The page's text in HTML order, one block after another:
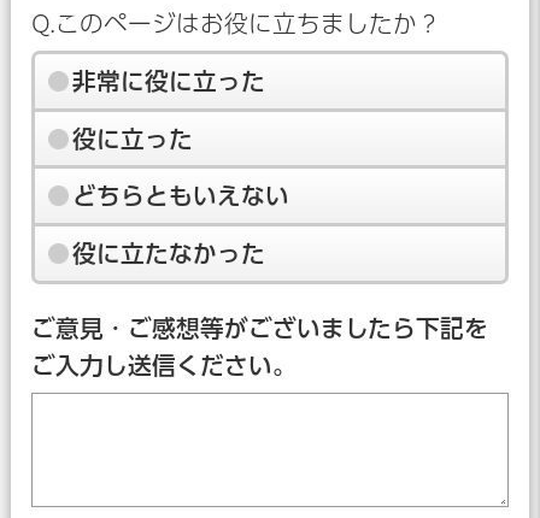
Q.このページはお役に立ちましたか？
非常に役に立った
役に立った
どちらともいえない
役に立たなかった
ご意見・ご感想等がございましたら下記を
ご入力し送信ください。